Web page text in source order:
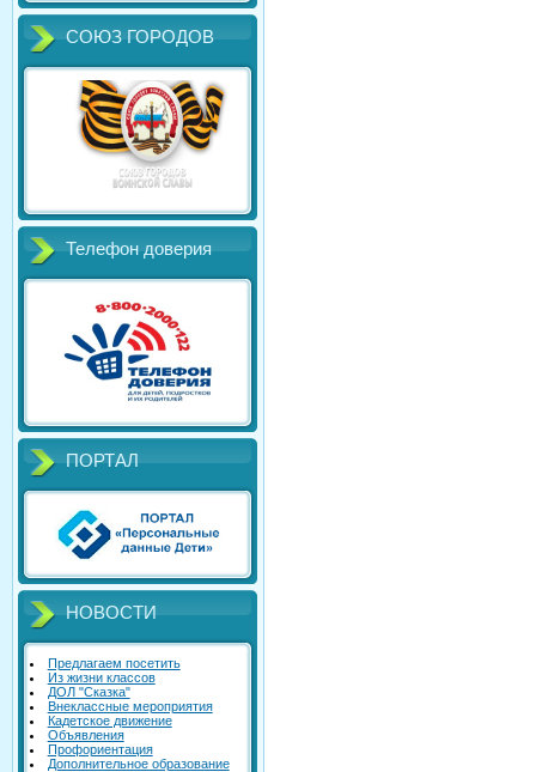
СОЮЗ ГОРОДОВ
Телефон доверия
ПОРТАЛ
НОВОСТИ
Предлагаем посетить
Из жизни классов
ДОЛ "Сказка"
Внеклассные мероприятия
Кадетское движение
Объявления
Профориентация
Дополнительное образование